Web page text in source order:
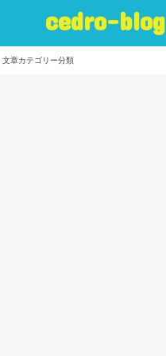
cedro-blog
文章カテゴリー分類